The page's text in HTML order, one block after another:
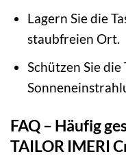
Lagern Sie die
staubfreien Ort.
Schützen Sie
FAQ – Häufig
TAILOR IMERI